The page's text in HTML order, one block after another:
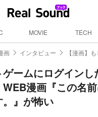
MOVIE TECH
画 インタビュー 【漫画】
ゲームにログイン
漫画『この名
』が怖い